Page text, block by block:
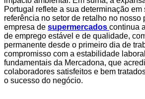
Portugal reflete a sua determinação em
referência no setor de retalho no nosso
empresa de supermercados continua
de emprego estável e de qualidade,
permanente desde o primeiro dia de
compromisso com a estabilidade
fundamentais da Mercadona, que
colaboradores satisfeitos e bem
o sucesso do negócio.